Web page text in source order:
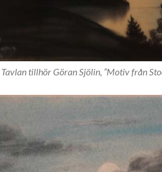
Tavlan tillhör Göran Sjölin, ”Motiv från